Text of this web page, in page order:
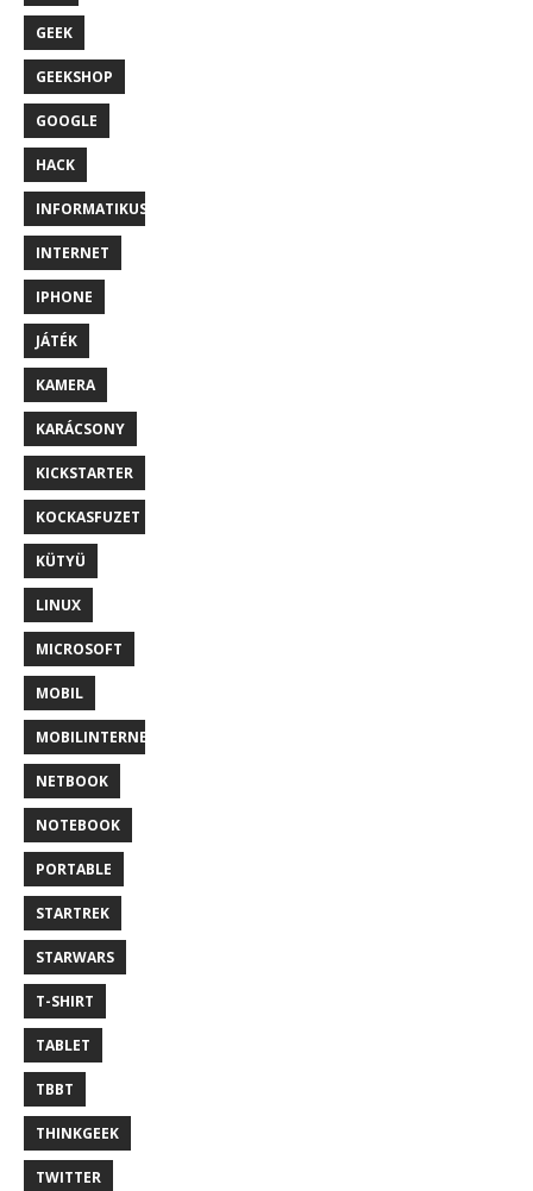
GEEK
GEEKSHOP
GOOGLE
HACK
INFORMATIKUS
INTERNET
IPHONE
JÁTÉK
KAMERA
KARÁCSONY
KICKSTARTER
KOCKASFUZET
KÜTYÜ
LINUX
MICROSOFT
MOBIL
MOBILINTERNET
NETBOOK
NOTEBOOK
PORTABLE
STARTREK
STARWARS
T-SHIRT
TABLET
TBBT
THINKGEEK
TWITTER